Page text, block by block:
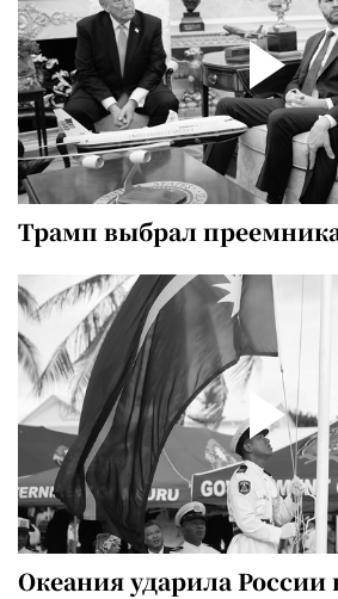
Трамп выбрал
Океания ударила России